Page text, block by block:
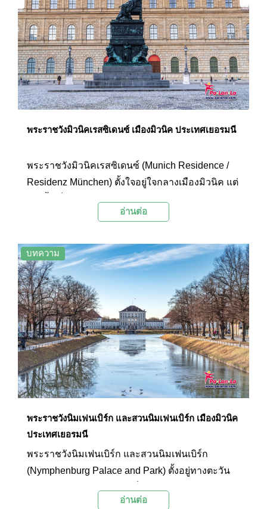
วาเรีย (Ludwig II of Bavaria) ที่มีความสวยงามจน
กลายเป็นอีกหนึ่งแลนด์มาร์กใกล้กับปราสาทนอย
ชวานสไตน์ ซึ่งเป็นสถานที่ท่องเที่ยวยอดนิยมของนัก
ท่องเที่ยวที่มาเยือนเมืองมิวนิค
พระราชวังมิวนิคเรสซิเดนซ์ เมืองมิวนิค ประเทศเยอรมนี
พระราชวังมิวนิคเรสซิเดนซ์ (Munich Residence /
Residenz München) ตั้งใจอยู่ใจกลางเมืองมิวนิค แต่
เรียและรัฐสภาบาวาเรียในช่วงปีค.ศ. 1508 ถึง
หลวงที่ใหญ่ที่สุดในประเทศเยอรมนี และเปิดให้นัก
ท่องเที่ยวได้เข้าชมความสวยงามของสถาปัตยกรรม
เก่าแก่ ศิลปะการตกแต่งภายในอันวิจิตรบรรจง และ
ของสะสมโบราณของราชวงศ์ที่เคยครองอาณาจักร
บาวาเรีย โดยพระราชวังประกอบด้วยสนามหญ้า 10
สนาม และห้องจัดแสดงอีกจำนวน 130 ห้อง ในทุก
รายละเอียดภายในได้สะท้อนให้เห็นถึงสถาปัตยกรรม
อันเก่าแก่ และศิลปะวัฒนธรรมอันงดงามและล้ำค่า
ของอาณาจักรบาวาเรียที่ครั้งหนึ่งเคยรุ่งโรจน์มา
ก่อนในประวัติศาสตร์ของเยอรมนี ที่นี่จึงเป็นอีกหนึ่ง
แลนด์มาร์กยอดนิยมที่ไม่ควรพลาดชมเมื่อมาเยือน
เมืองมิวนิค
อ่านต่อ
บทความ
พระราชวังนิมเฟนเบิร์ก และสวนนิมเฟนเบิร์ก เมืองมิวนิค
ประเทศเยอรมนี
พระราชวังนิมเฟนเบิร์ก และสวนนิมเฟนเบิร์ก
(Nymphenburg Palace and Park) ตั้งอยู่ทางตะวัน
ราชวงศ์บาวาเรียมาหลายศตวรรษ ภายในแบ่งเป็น 3
อ่านต่อ